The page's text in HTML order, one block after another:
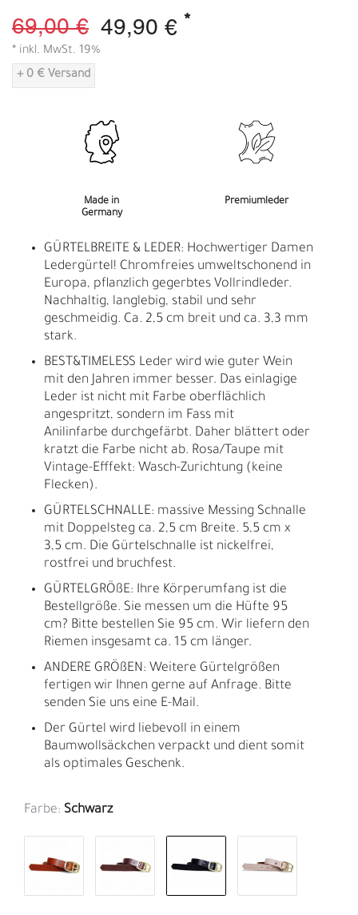
69,00 € 49,90 € *
* inkl. MwSt. 19%
+ 0 € Versand
Made in
Germany
Premiumleder
GÜRTELBREITE & LEDER: Hochwertiger Damen
Ledergürtel! Chromfreies umweltschonend in
Europa, pflanzlich gegerbtes Vollrindleder.
Nachhaltig, langlebig, stabil und sehr
geschmeidig. Ca. 2,5 cm breit und ca. 3,3 mm
stark.
BEST&TIMELESS Leder wird wie guter Wein
mit den Jahren immer besser. Das einlagige
Leder ist nicht mit Farbe oberflächlich
angespritzt, sondern im Fass mit
Anilinfarbe durchgefärbt. Daher blättert oder
kratzt die Farbe nicht ab. Rosa/Taupe mit
Vintage-Efffekt: Wasch-Zurichtung (keine
Flecken).
GÜRTELSCHNALLE: massive Messing Schnalle
mit Doppelsteg ca. 2,5 cm Breite. 5,5 cm x
3,5 cm. Die Gürtelschnalle ist nickelfrei,
rostfrei und bruchfest.
GÜRTELGRÖßE: Ihre Körperumfang ist die
Bestellgröße. Sie messen um die Hüfte 95
cm? Bitte bestellen Sie 95 cm. Wir liefern den
Riemen insgesamt ca. 15 cm länger.
ANDERE GRÖßEN: Weitere Gürtelgrößen
fertigen wir Ihnen gerne auf Anfrage. Bitte
senden Sie uns eine E-Mail.
Der Gürtel wird liebevoll in einem
Baumwollsäckchen verpackt und dient somit
als optimales Geschenk.
Farbe: Schwarz